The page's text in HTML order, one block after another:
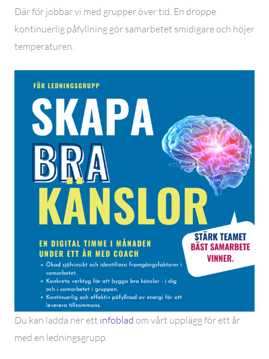
Där för jobbar vi med grupper över tid. En droppe
kontinuerlig påfyllning gör samarbetet smidigare och höjer
temperaturen.
Du kan ladda ner ett infoblad om vårt upplägg för ett år
med en ledningsgrupp.